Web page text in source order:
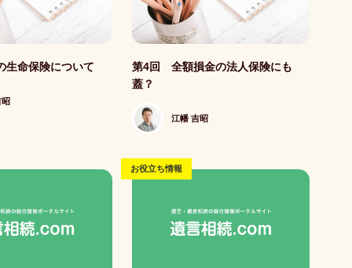
命保険について
昭
第4回 全額損金の法人保険にも
蓋？
江幡 吉昭
お役立ち情報